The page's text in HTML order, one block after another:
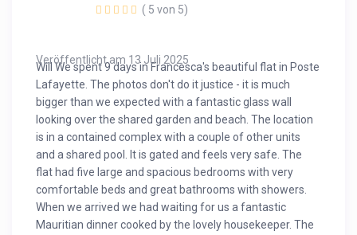
Veröffentlicht am 13 Juli 2025
( 5 von 5)
Will We spent 9 days in Francesca's beautiful flat in Poste
Lafayette. The photos don't do it justice - it is much
bigger than we expected with a fantastic glass wall
looking over the shared garden and beach. The location
is in a contained complex with a couple of other units
and a shared pool. It is gated and feels very safe. The
flat had five large and spacious bedrooms with very
comfortable beds and great bathrooms with showers.
When we arrived we had waiting for us a fantastic
Mauritian dinner cooked by the lovely housekeeper. The